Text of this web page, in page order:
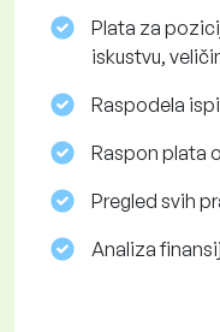
Plata za
iskustvu,
Raspodela
Raspon plata
Pregled svih
Analiza